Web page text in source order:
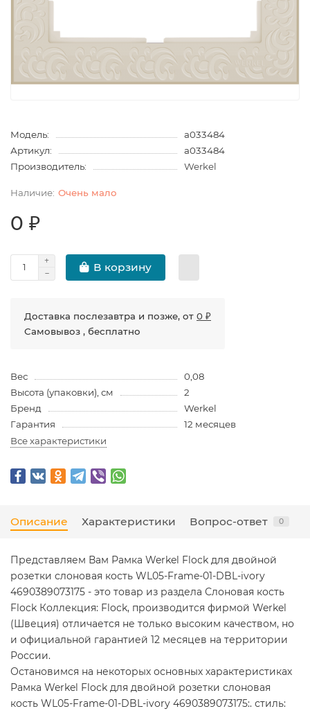
Модель:
a033484
Артикул:
a033484
Производитель:
Werkel
Очень мало
0 ₽
В корзину
Доставка послезавтра и позже, от 0 ₽
Самовывоз , бесплатно
Вес
0,08
Высота (упаковки), см
2
Бренд
Werkel
Гарантия
12 месяцев
Все характеристики
Описание Характеристики Вопрос-ответ 0
Представляем Вам Рамка Werkel Flock для двойной
розетки слоновая кость WL05-Frame-01-DBL-ivory
4690389073175 - это товар из раздела Слоновая кость
Flock Коллекция: Flock, производится фирмой Werkel
(Швеция) отличается не только высоким качеством, но
и официальной гарантией 12 месяцев на территории
России.
Остановимся на некоторых основных характеристиках
Рамка Werkel Flock для двойной розетки слоновая
кость WL05-Frame-01-DBL-ivory 4690389073175:. стиль: